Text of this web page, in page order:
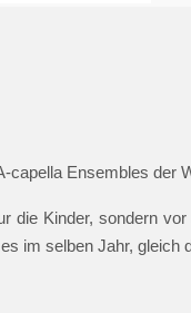
capella Ensembles der
Kinder, sondern
im selben Jahr, gleich